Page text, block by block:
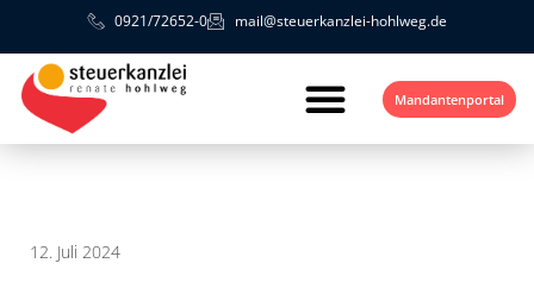
0921/72652-0 mail@steuerkanzlei-hohlweg.de
Mandantenportal
12. Juli 2024